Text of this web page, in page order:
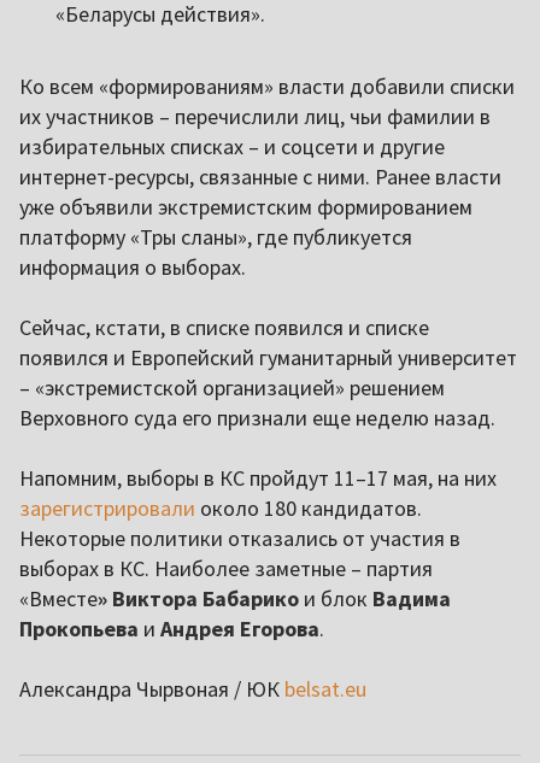
«Беларусы действия».
Ко всем «формированиям» власти добавили списки
их участников – перечислили лиц, чьи фамилии в
избирательных списках – и соцсети и другие
интернет-ресурсы, связанные с ними. Ранее власти
уже объявили экстремистским формированием
платформу «Тры сланы», где публикуется
информация о выборах.
Сейчас, кстати, в списке появился и списке
появился и Европейский гуманитарный университет
– «экстремистской организацией» решением
Верховного суда его признали еще неделю назад.
Напомним, выборы в КС пройдут 11–17 мая, на них
зарегистрировали около 180 кандидатов.
Некоторые политики отказались от участия в
выборах в КС. Наиболее заметные – партия
«Вместе» Виктора Бабарико и блок Вадима
Прокопьева и Андрея Егорова.
Александра Чырвоная / ЮК belsat.eu